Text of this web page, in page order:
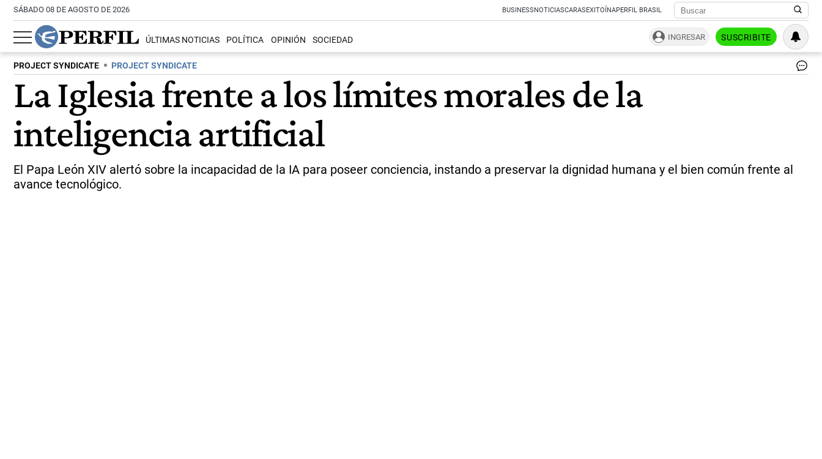
SÁBADO 08 DE AGOSTO DE 2026 BUSINESSNOTICIASCARASEXITOÍNAPERFIL BRASIL
ÚLTIMAS NOTICIAS POLÍTICA OPINIÓN SOCIEDAD INGRESAR SUSCRIBITE
PROJECT SYNDICATE PROJECT SYNDICATE
La Iglesia frente a los límites morales de la
inteligencia artificial
El Papa León XIV alertó sobre la incapacidad de la IA para poseer conciencia, instando a preservar la dignidad humana y el bien común frente al
avance tecnológico.